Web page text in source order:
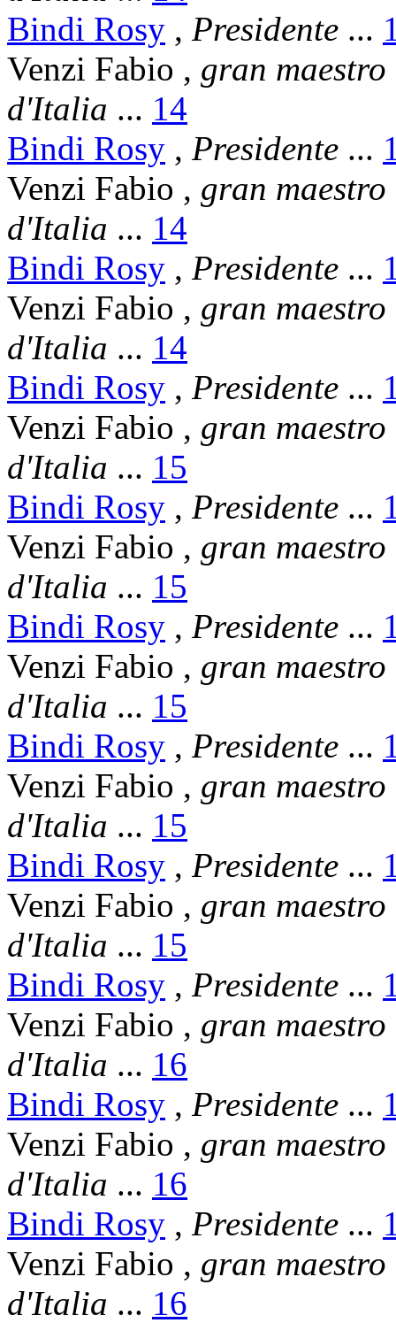
Bindi Rosy , Presidente ...
Venzi Fabio , gran
d'Italia ... 14
Bindi Rosy , Presidente ...
Venzi Fabio , gran
d'Italia ... 14
Bindi Rosy , Presidente ...
Venzi Fabio , gran
d'Italia ... 14
Bindi Rosy , Presidente ...
Venzi Fabio , gran
d'Italia ... 15
Bindi Rosy , Presidente ...
Venzi Fabio , gran
d'Italia ... 15
Bindi Rosy , Presidente ...
Venzi Fabio , gran
d'Italia ... 15
Bindi Rosy , Presidente ...
Venzi Fabio , gran
d'Italia ... 15
Bindi Rosy , Presidente ...
Venzi Fabio , gran
d'Italia ... 15
Bindi Rosy , Presidente ...
Venzi Fabio , gran
d'Italia ... 16
Bindi Rosy , Presidente ...
Venzi Fabio , gran
d'Italia ... 16
Bindi Rosy , Presidente ...
Venzi Fabio , gran
d'Italia ... 16